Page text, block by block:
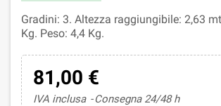
Gradini: 3. Altezza raggiungibile: 2,63
Kg. Peso: 4,4 Kg.
81,00 €
IVA inclusa Consegna 24/48 h